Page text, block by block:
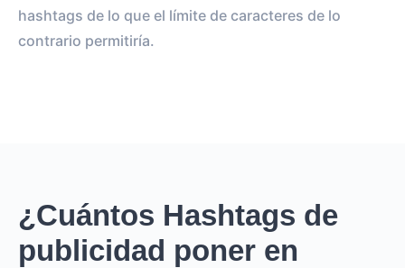
hashtags de lo que el límite de caracteres de lo
contrario permitiría.
¿Cuántos Hashtags de
publicidad poner en